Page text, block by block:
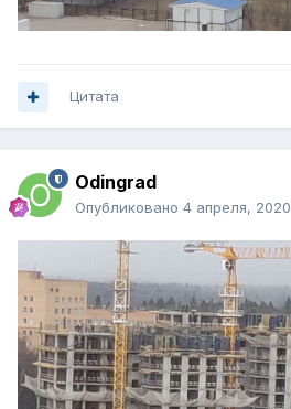
Цитата
Odingrad
Опубликовано 4 апреля, 2020